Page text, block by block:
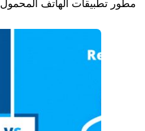
مطور تطبيقات الهاتف المحمول